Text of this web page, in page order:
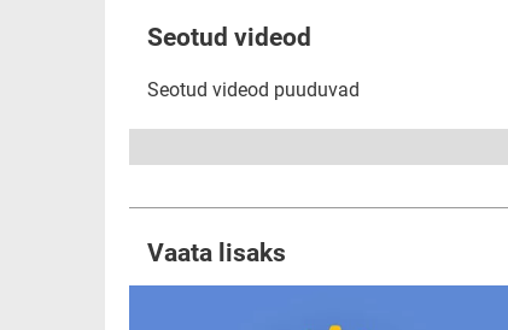
Seotud videod
Seotud videod puuduvad
Vaata lisaks